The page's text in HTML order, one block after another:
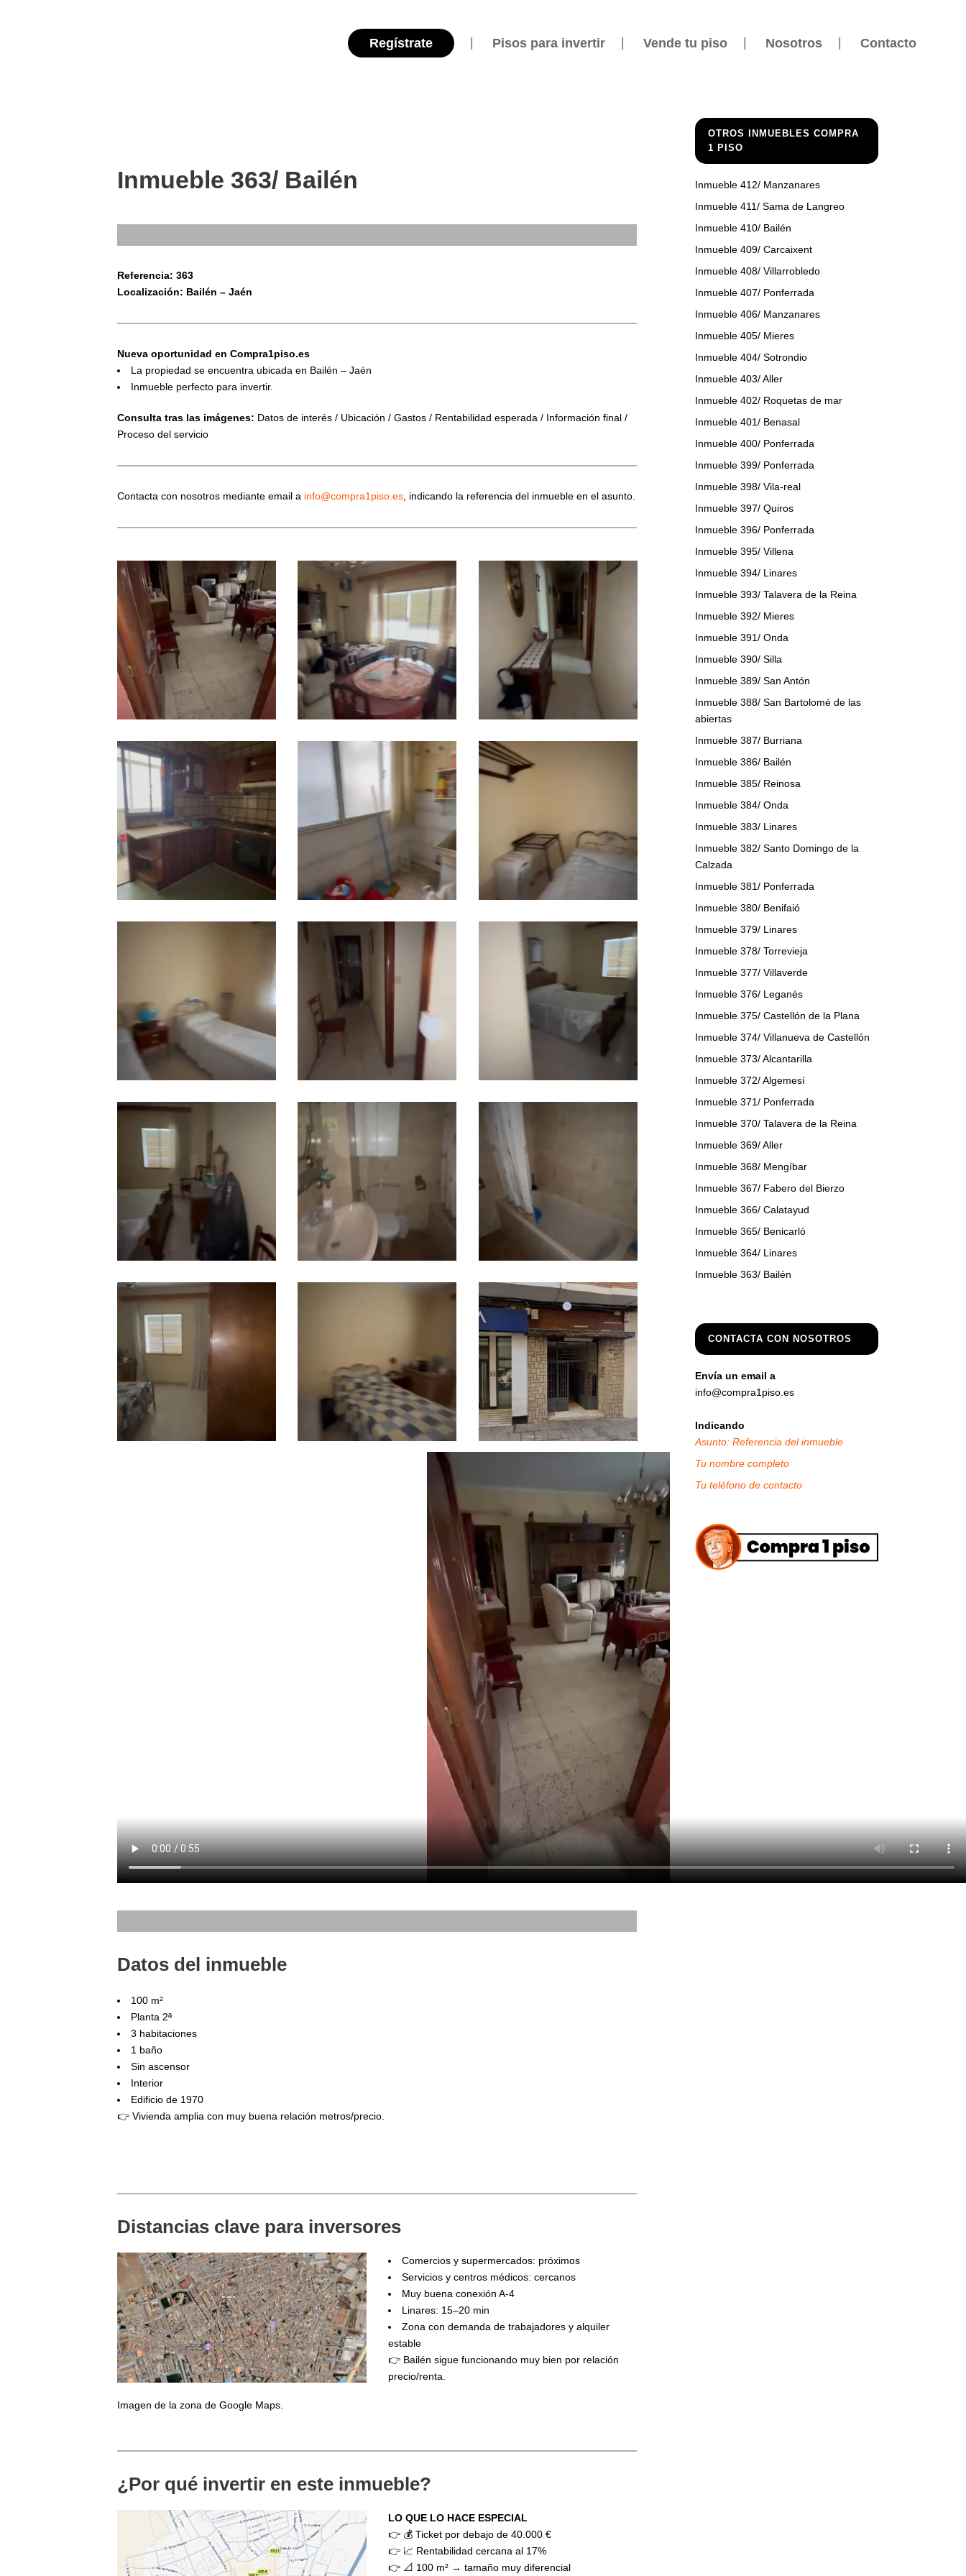
Regístrate Pisos para invertir Vende tu piso Nosotros Contacto
Inmueble 363/ Bailén
Referencia: 363
Localización: Bailén – Jaén
Nueva oportunidad en Compra1piso.es
La propiedad se encuentra ubicada en Bailén – Jaén
Inmueble perfecto para invertir.
Consulta tras las imágenes: Datos de interés / Ubicación / Gastos / Rentabilidad esperada / Información final /
Proceso del servicio
Contacta con nosotros mediante email a info@compra1piso.es , indicando la referencia del inmueble en el asunto.
Datos del inmueble
100 m²
Planta 2ª
3 habitaciones
1 baño
Sin ascensor
Interior
Edificio de 1970
👉 Vivienda amplia con muy buena relación metros/precio.
Distancias clave para inversores
Imagen de la zona de Google Maps.
Comercios y supermercados: próximos
Servicios y centros médicos: cercanos
Muy buena conexión A-4
Linares: 15–20 min
Zona con demanda de trabajadores y alquiler
estable
👉 Bailén sigue funcionando muy bien por relación
precio/renta.
¿Por qué invertir en este inmueble?
LO QUE LO HACE ESPECIAL
👉 💰 Ticket por debajo de 40.000 €
👉 📈 Rentabilidad cercana al 17%
👉 📐 100 m² → tamaño muy diferencial
OTROS INMUEBLES COMPRA
1 PISO
Inmueble 412/ Manzanares
Inmueble 411/ Sama de Langreo
Inmueble 410/ Bailén
Inmueble 409/ Carcaixent
Inmueble 408/ Villarrobledo
Inmueble 407/ Ponferrada
Inmueble 406/ Manzanares
Inmueble 405/ Mieres
Inmueble 404/ Sotrondio
Inmueble 403/ Aller
Inmueble 402/ Roquetas de mar
Inmueble 401/ Benasal
Inmueble 400/ Ponferrada
Inmueble 399/ Ponferrada
Inmueble 398/ Vila-real
Inmueble 397/ Quiros
Inmueble 396/ Ponferrada
Inmueble 395/ Villena
Inmueble 394/ Linares
Inmueble 393/ Talavera de la Reina
Inmueble 392/ Mieres
Inmueble 391/ Onda
Inmueble 390/ Silla
Inmueble 389/ San Antón
Inmueble 388/ San Bartolomé de las
abiertas
Inmueble 387/ Burriana
Inmueble 386/ Bailén
Inmueble 385/ Reinosa
Inmueble 384/ Onda
Inmueble 383/ Linares
Inmueble 382/ Santo Domingo de la
Calzada
Inmueble 381/ Ponferrada
Inmueble 380/ Benifaió
Inmueble 379/ Linares
Inmueble 378/ Torrevieja
Inmueble 377/ Villaverde
Inmueble 376/ Leganés
Inmueble 375/ Castellón de la Plana
Inmueble 374/ Villanueva de Castellón
Inmueble 373/ Alcantarilla
Inmueble 372/ Algemesí
Inmueble 371/ Ponferrada
Inmueble 370/ Talavera de la Reina
Inmueble 369/ Aller
Inmueble 368/ Mengíbar
Inmueble 367/ Fabero del Bierzo
Inmueble 366/ Calatayud
Inmueble 365/ Benicarló
Inmueble 364/ Linares
Inmueble 363/ Bailén
CONTACTA CON NOSOTROS
Envía un email a
info@compra1piso.es
Indicando
Asunto: Referencia del inmueble
Tu nombre completo
Tu teléfono de contacto